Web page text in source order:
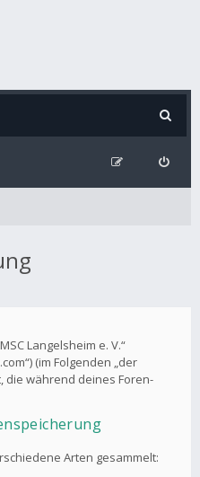
Langelsheim e. V.“
(im Folgenden „der
die während deines Foren-
Arten gesammelt: